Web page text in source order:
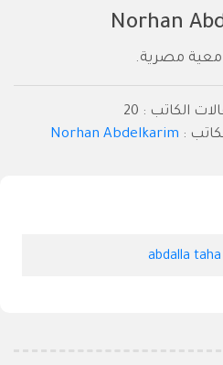
Norhan
مصرية.
الكاتب : 20
:
Norhan Abdelkarim
abdalla taha